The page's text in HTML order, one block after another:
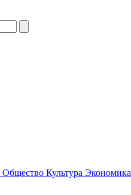
Общество Культура Экономика